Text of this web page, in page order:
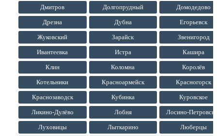
Дмитров Долгопрудный Домодедово
Дрезна Дубна Егорьевск
Жуковский Зарайск Звенигород
Ивантеевка Истра Кашира
Клин Коломна Королёв
Котельники Красноармейск Красногорск
Краснозаводск Кубинка Куровское
Ликино-Дулёво Лобня Лосино-
Луховицы Лыткарино Люберцы